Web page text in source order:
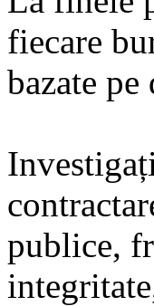
fiecare
bazate pe
publice,